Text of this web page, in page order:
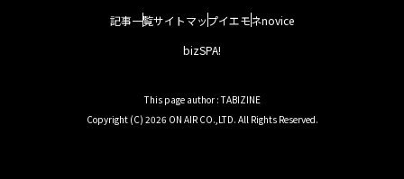
記事一覧サイトマップイエモネnovice
bizSPA!
This page author : TABIZINE
Copyright (C) 2026 ON AIR CO.,LTD. All Rights Reserved.